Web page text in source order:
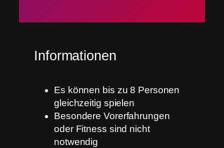
Informationen
Es können bis zu 8 Personen
gleichzeitig spielen
Besondere Vorerfahrungen
oder Fitness sind nicht
notwendig